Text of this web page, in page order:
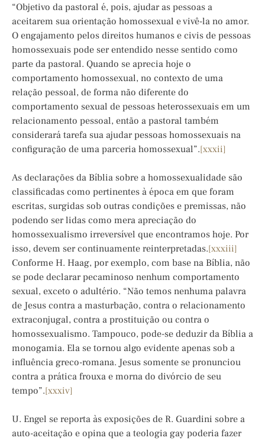
“Objetivo da pastoral é, pois, ajudar as pessoas a
aceitarem sua orientação homossexual e vivê-la no amor.
O engajamento pelos direitos humanos e civis de pessoas
homossexuais pode ser entendido nesse sentido como
parte da pastoral. Quando se aprecia hoje o
comportamento homossexual, no contexto de uma
relação pessoal, de forma não diferente do
comportamento sexual de pessoas heterossexuais em um
relacionamento pessoal, então a pastoral também
considerará tarefa sua ajudar pessoas homossexuais na
configuração de uma parceria homossexual”.[xxxii]
As declarações da Bíblia sobre a homossexualidade são
classificadas como pertinentes à época em que foram
escritas, surgidas sob outras condições e premissas, não
podendo ser lidas como mera apreciação do
homossexualismo irreversível que encontramos hoje. Por
isso, devem ser continuamente reinterpretadas.[xxxiii]
Conforme H. Haag, por exemplo, com base na Bíblia, não
se pode declarar pecaminoso nenhum comportamento
sexual, exceto o adultério. “Não temos nenhuma palavra
de Jesus contra a masturbação, contra o relacionamento
extraconjugal, contra a prostituição ou contra o
homossexualismo. Tampouco, pode-se deduzir da Bíblia a
monogamia. Ela se tornou algo evidente apenas sob a
influência greco-romana. Jesus somente se pronunciou
contra a prática frouxa e morna do divórcio de seu
tempo”.[xxxiv]
U. Engel se reporta às exposições de R. Guardini sobre a
auto-aceitação e opina que a teologia gay poderia fazer